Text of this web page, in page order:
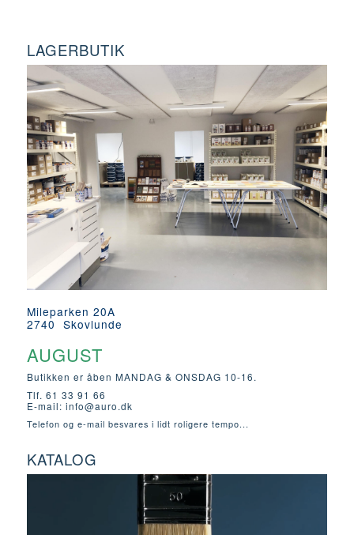
LAGERBUTIK
Mileparken 20A
2740 Skovlunde
AUGUST
Butikken er åben MANDAG & ONSDAG 10-16.
Tlf. 61 33 91 66
E-mail: info@auro.dk
Telefon og e-mail besvares i lidt roligere tempo...
KATALOG